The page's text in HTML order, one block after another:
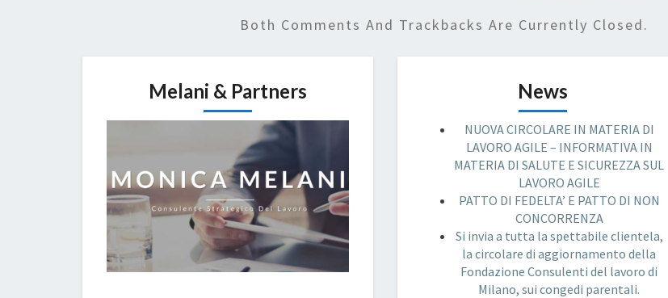
Both Comments And Trackbacks Are Currently Closed.
Melani & Partners News
NUOVA CIRCOLARE IN MATERIA DI
LAVORO AGILE – INFORMATIVA IN
MATERIA DI SALUTE E SICUREZZA SUL
LAVORO AGILE
PATTO DI FEDELTA’ E PATTO DI NON
CONCORRENZA
Si invia a tutta la spettabile clientela,
la circolare di aggiornamento della
Fondazione Consulenti del lavoro di
Milano, sui congedi parentali.